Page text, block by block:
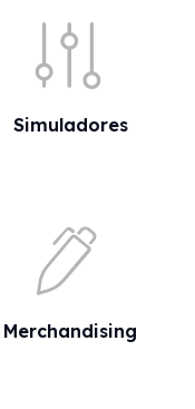
Simuladores
Merchandising